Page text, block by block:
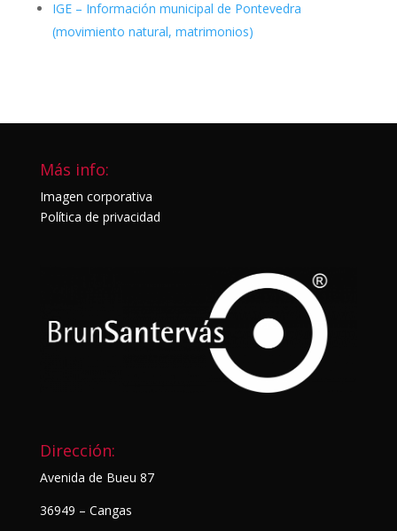
IGE – Información municipal de Pontevedra
(movimiento natural, matrimonios)
Más info:
Imagen corporativa
Política de privacidad
Dirección:
Avenida de Bueu 87
36949 – Cangas